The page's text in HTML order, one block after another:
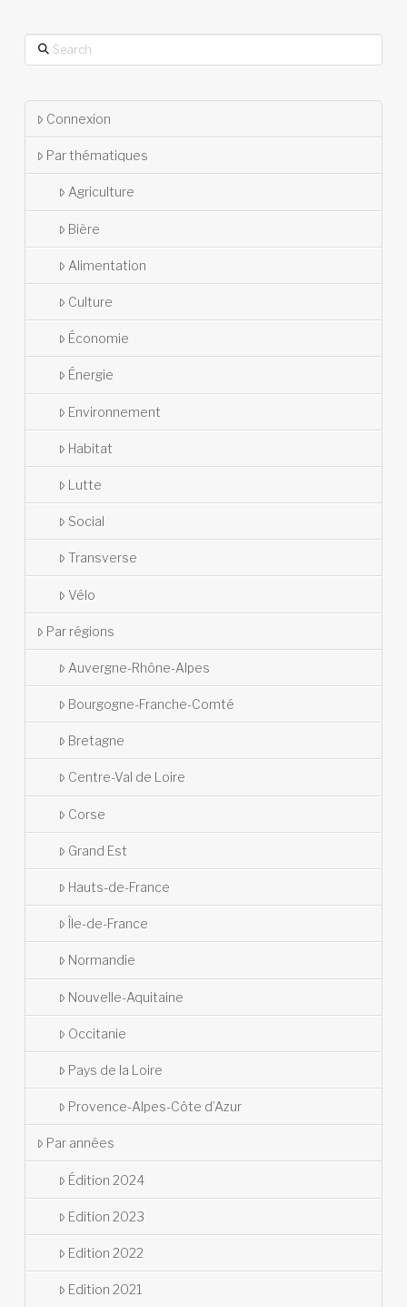
Search
Connexion
Par thématiques
Agriculture
Bière
Alimentation
Culture
Économie
Énergie
Environnement
Habitat
Lutte
Social
Transverse
Vélo
Par régions
Auvergne-Rhône-Alpes
Bourgogne-Franche-Comté
Bretagne
Centre-Val de Loire
Corse
Grand Est
Hauts-de-France
Île-de-France
Normandie
Nouvelle-Aquitaine
Occitanie
Pays de la Loire
Provence-Alpes-Côte d’Azur
Par années
Édition 2024
Edition 2023
Edition 2022
Edition 2021